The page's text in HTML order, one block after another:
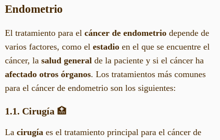
Endometrio
El tratamiento para el cáncer de endometrio depende de
varios factores, como el estadio en el que se encuentre el
cáncer, la salud general de la paciente y si el cáncer ha
afectado otros órganos. Los tratamientos más comunes
para el cáncer de endometrio son los siguientes:
1.1. Cirugía 🏥
La cirugía es el tratamiento principal para el cáncer de